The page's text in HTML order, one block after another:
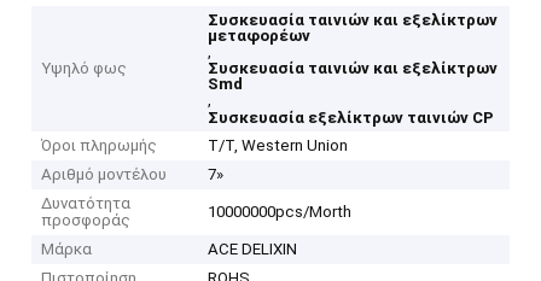
Υψηλό φως
Συσκευασία ταινιών και εξελίκτρων
μεταφορέων
,
Συσκευασία ταινιών και εξελίκτρων
Smd
,
Συσκευασία εξελίκτρων ταινιών CP
Όροι πληρωμής
T/T, Western Union
Αριθμό μοντέλου
7»
Δυνατότητα
προσφοράς
10000000pcs/Morth
Μάρκα
ACE DELIXIN